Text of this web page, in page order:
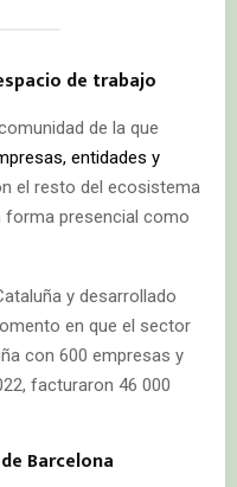
de trabajo
de la que
entidades y
el resto del ecosistema
forma presencial como
y desarrollado
en que el sector
con 600 empresas y
facturaron 46 000
Barcelona